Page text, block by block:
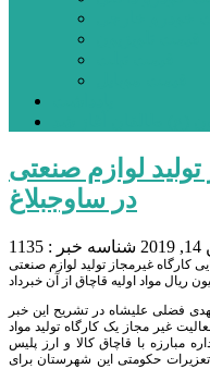
لوازم صنعتی
در ساوجبلاغ
شناسه خبر : 1135
کارگاه غیرمجاز تولید لوازم صنعتی
فضلی علیشاه در تشریح این خبر
غیر مجاز یک کارگاه تولید مواد
مبارزه با قاچاق کالا و ارز پلیس
حکومتی این شهرستان برای